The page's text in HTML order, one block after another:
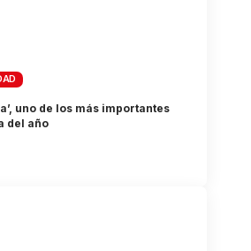
uno de los más importantes
del año